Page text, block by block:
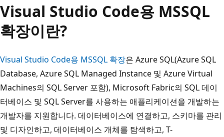
Visual Studio Code용 MSSQL
확장이란?
Visual Studio Code용 MSSQL 확장은 Azure SQL(Azure SQL
Database, Azure SQL Managed Instance 및 Azure Virtual
Machines의 SQL Server 포함), Microsoft Fabric의 SQL 데이
터베이스 및 SQL Server를 사용하는 애플리케이션을 개발하는
개발자를 지원합니다. 데이터베이스에 연결하고, 스키마를 관리
및 디자인하고, 데이터베이스 개체를 탐색하고, T-